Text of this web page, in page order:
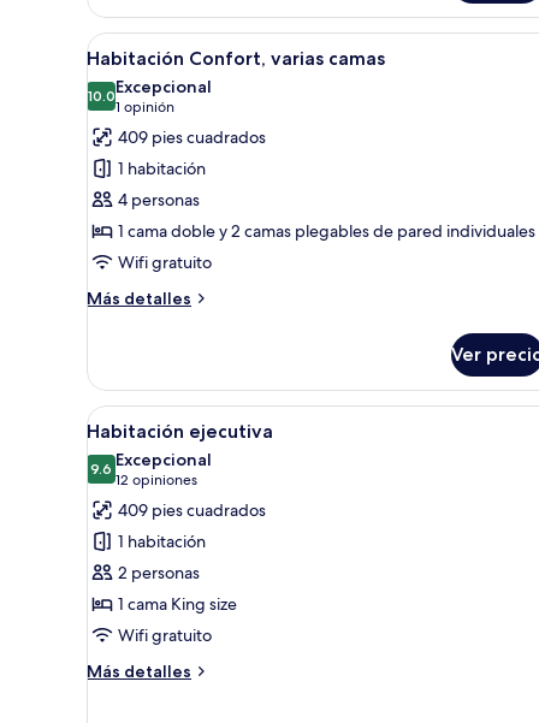
Abrir
todas
las
fotos
de
Habitación
Confort,
varias
camas
Una habitación de hotel
7
Habitación Confort, varias camas
10.010.0 de 10
Excepcional
1 opinión
(1
opinión)
409 pies cuadrados
1 habitación
4 personas
1 cama doble y 2 camas plegables de pared individuales
Wifi gratuito
Más detalles
Más
Confort,
varias
camas
Ver
Abrir
todas
las
fotos
de
Habitación
ejecutiva
Una habitación de hotel con
6
Habitación ejecutiva
9.69.6 de 10
Excepcional
12 opiniones
(12
opiniones)
409 pies cuadrados
1 habitación
2 personas
1 cama King size
Wifi gratuito
Más detalles
Más